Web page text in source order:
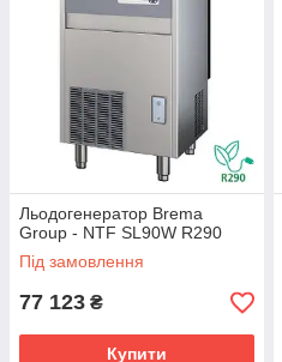
Льодогенератор Brema
Group - NTF SL90W R290
Під замовлення
77 123 ₴
Купити